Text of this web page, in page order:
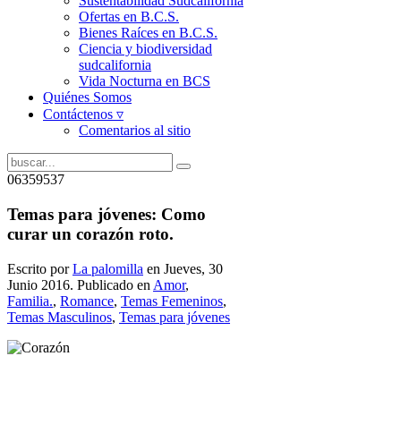
Ofertas en B.C.S.
Bienes Raíces en B.C.S.
Ciencia y biodiversidad
sudcalifornia
Vida Nocturna en BCS
Quiénes Somos
Contáctenos ▿
Comentarios al sitio
06359537
Temas para jóvenes: Como
curar un corazón roto.
Escrito porLa palomilla en Jueves, 30
Junio 2016. Publicado en Amor,
Familia., Romance, Temas Femeninos,
Temas Masculinos, Temas para jóvenes